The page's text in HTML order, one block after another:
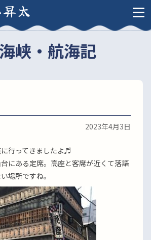
太
峡・航海記
2023年4月3日
行ってきましたよ♬
にある定席。高座と客席が近くて落語
場所ですね。